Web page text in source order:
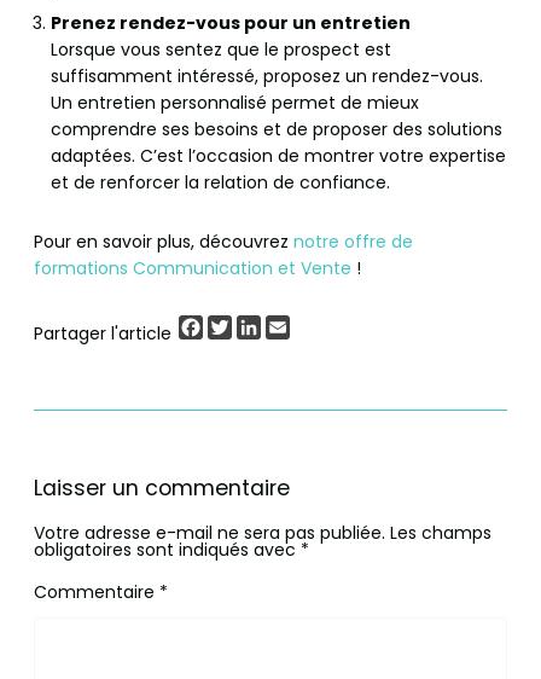
Prenez rendez-vous pour un entretien
Lorsque vous sentez que le prospect est
suffisamment intéressé, proposez un rendez-vous.
Un entretien personnalisé permet de mieux
comprendre ses besoins et de proposer des solutions
adaptées. C’est l’occasion de montrer votre expertise
et de renforcer la relation de confiance.
Pour en savoir plus, découvrez notre offre de
formations Communication et Vente !
Partager l'article Facebook
TwitterLinkedIn
Laisser un commentaire
Votre adresse e-mail ne sera pas publiée. Les champs
obligatoires sont indiqués avec *
Commentaire *